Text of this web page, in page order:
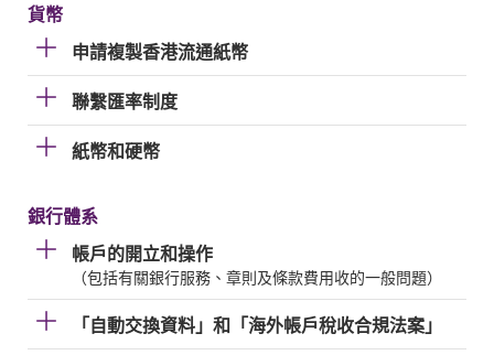
貨幣
申請複製香港流通紙幣
聯繫匯率制度
紙幣和硬幣
銀行體系
帳戶的開立和操作
（包括有關銀行服務、章則及條款費用收的一般問題）
「自動交換資料」和「海外帳戶稅收合規法案」